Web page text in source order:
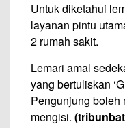
Untuk diketahui
layanan pintu
2 rumah sakit.
Lemari amal
yang bertuliskan
Pengunjung boleh
mengisi.